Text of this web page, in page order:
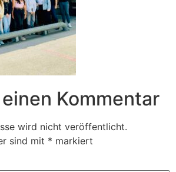
Kommentar
wird nicht veröffentlicht.
sind mit * markiert